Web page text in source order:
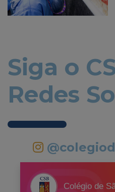
Siga o
Redes
Colégio de